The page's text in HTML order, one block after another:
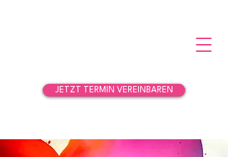
JETZT TERMIN VEREINBAREN